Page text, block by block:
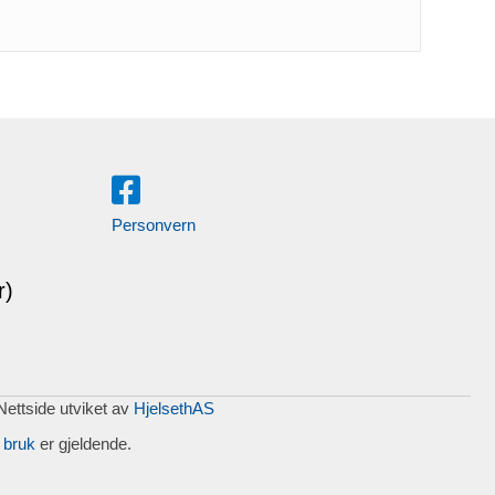
Personvern
utviket av HjelsethAS
er gjeldende.